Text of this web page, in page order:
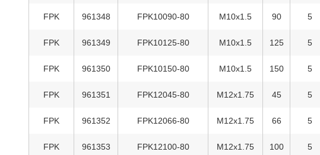
FPK 961348 FPK10090-80 M10x1.5 90 5
FPK 961349 FPK10125-80 M10x1.5 125 5
FPK 961350 FPK10150-80 M10x1.5 150 5
FPK 961351 FPK12045-80 M12x1.75 45 5
FPK 961352 FPK12066-80 M12x1.75 66 5
FPK 961353 FPK12100-80 M12x1.75 100 5